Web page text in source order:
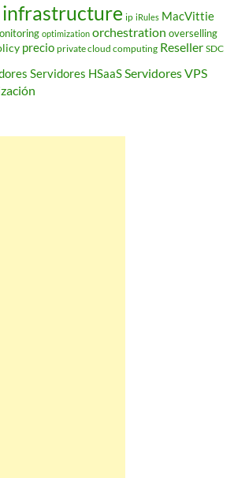
infrastructure ip iRules MacVittie
optimization orchestration overselling
precio private cloud computing Reseller SDC
Servidores HSaaSServidores VPS